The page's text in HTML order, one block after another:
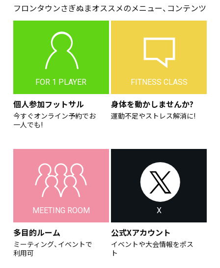
フロンタウンさぎぬまオススメのメニュー、コンテンツ
FOR 1 PLAYER
個人参加フットサル
今すぐオンライン予約でお
一人でも!
FITNESS CLASS
身体を動かしませんか?
運動不足やストレス解消に!
MEETING ROOM
多目的ルーム
ミーティング、イベントで
利用可
X
公式Xアカウント
イベントや大会情報をポス
ト